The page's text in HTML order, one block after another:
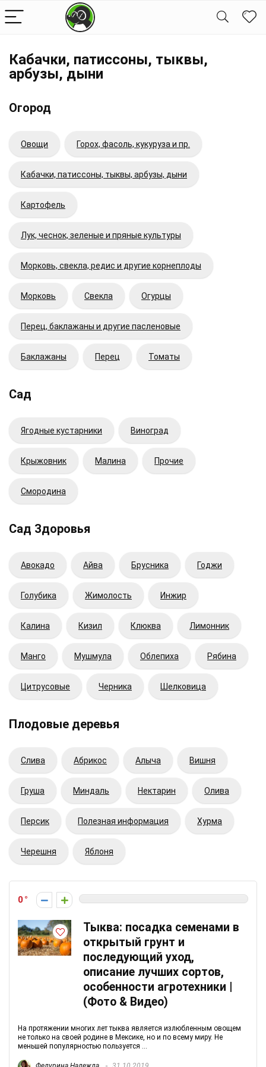
Кабачки, патиссоны, тыквы,
арбузы, дыни
Огород
Овощи Горох, фасоль, кукуруза и пр.
Кабачки, патиссоны, тыквы, арбузы, дыни
Картофель
Лук, чеснок, зеленые и пряные культуры
Морковь, свекла, редис и другие корнеплоды
Морковь Свекла Огурцы
Перец, баклажаны и другие пасленовые
Баклажаны Перец Томаты
Сад
Ягодные кустарники Виноград
Крыжовник Малина Прочие
Смородина
Сад Здоровья
Авокадо Айва Брусника Годжи
Голубика Жимолость Инжир
Калина Кизил Клюква Лимонник
Манго Мушмула Облепиха Рябина
Цитрусовые Черника Шелковица
Плодовые деревья
Cлива Абрикос Алыча Вишня
Груша Миндаль Нектарин Олива
Персик Полезная информация Хурма
Черешня Яблоня
0
Тыква: посадка семенами в
открытый грунт и
последующий уход,
описание лучших сортов,
особенности агротехники |
(Фото & Видео)
На протяжении многих лет тыква является излюбленным овощем
не только на своей родине в Мексике, но и по всему миру. Не
меньшей популярностью пользуется ...